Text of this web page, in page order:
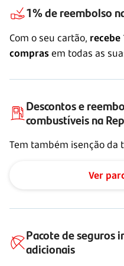
1% de reembolso
Com o seu cartão, recebe
comprasem todas as
Descontos e
combustíveis na
Tem também isenção da
Ver
Pacote de seguros
adicionais